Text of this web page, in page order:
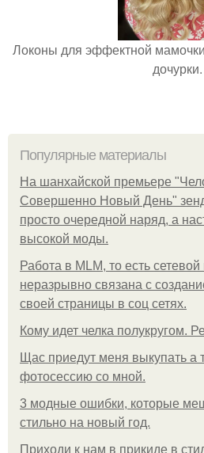
Локоны для эффектной
дочурки.
Популярные материалы
На шанхайской премьере
Совершенно Новый День"
просто очередной наряд, а
высокой моды.
Работа в MLM, то есть
неразрывно связана с
своей страницы в соц сетях.
Кому идет челка полукругом.
Щас приедут меня выкупать а
фотосессию со мной.
3 модные ошибки, которые
стильно на новый год.
Приходи к нам в прикиде в